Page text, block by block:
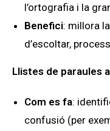
l’ortografia i la
Benefici: millora
d’escoltar,
Llistes de paraules
Com es fa:
confusió (per